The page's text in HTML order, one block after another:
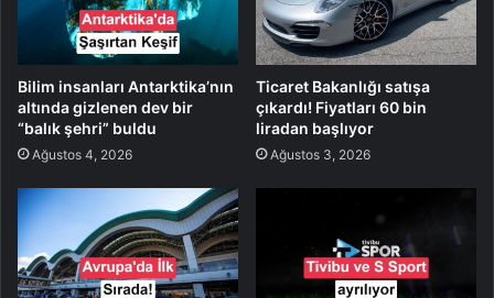
Bilim insanları Antarktika’nın
altında gizlenen dev bir
“balık şehri” buldu
Ağustos 4, 2026
Ticaret Bakanlığı satışa
çıkardı! Fiyatları 60 bin
liradan başlıyor
Ağustos 3, 2026